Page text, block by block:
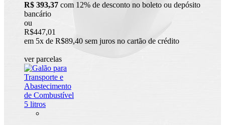
R$ 393,37 com 12% de desconto no boleto ou depósito
bancário
ou
R$447,01
em 5x de R$89,40 sem juros no cartão de crédito
ver parcelas